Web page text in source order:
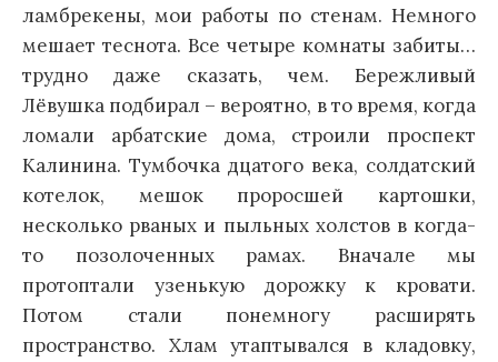
ламбрекены, мои работы по стенам. Немного
мешает теснота. Все четыре комнаты забиты…
трудно даже сказать, чем. Бережливый
Лёвушка подбирал – вероятно, в то время, когда
ломали арбатские дома, строили проспект
Калинина. Тумбочка дцатого века, солдатский
котелок, мешок проросшей картошки,
несколько рваных и пыльных холстов в когда-
то позолоченных рамах. Вначале мы
протоптали узенькую дорожку к кровати.
Потом стали понемногу расширять
пространство. Хлам утаптывался в кладовку,